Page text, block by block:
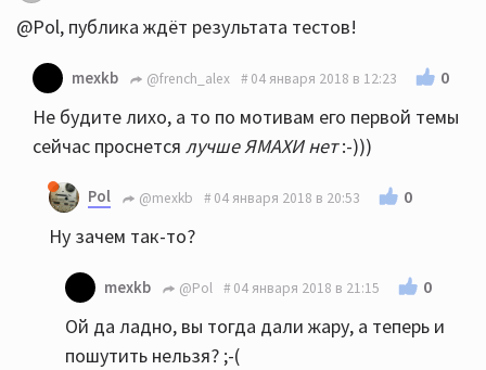
@Pol, публика ждёт результата тестов!
mexkb @french_alex 04 января 2018 в 12:23 0
Не будите лихо, а то по мотивам его первой темы
сейчас проснется лучше ЯМАХИ нет:-)))
Pol @mexkb 04 января 2018 в 20:53 0
Ну зачем так-то?
mexkb @Pol 04 января 2018 в 21:15 0
Ой да ладно, вы тогда дали жару, а теперь и
пошутить нельзя? ;-(